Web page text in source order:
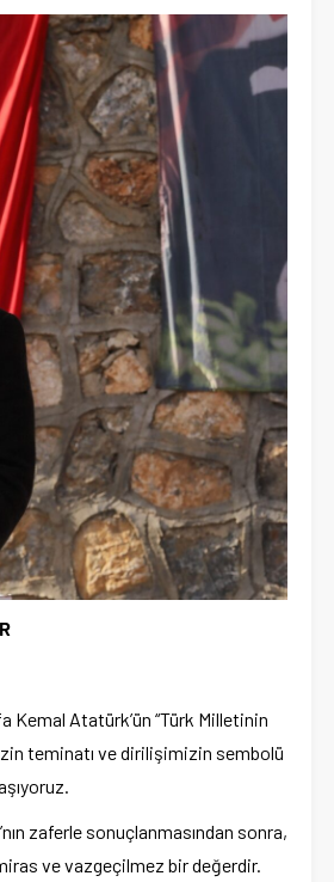
Kemal Atatürk’ün “Türk Milletinin
teminatı ve dirilişimizin sembolü
zaferle sonuçlanmasından sonra,
ve vazgeçilmez bir değerdir.